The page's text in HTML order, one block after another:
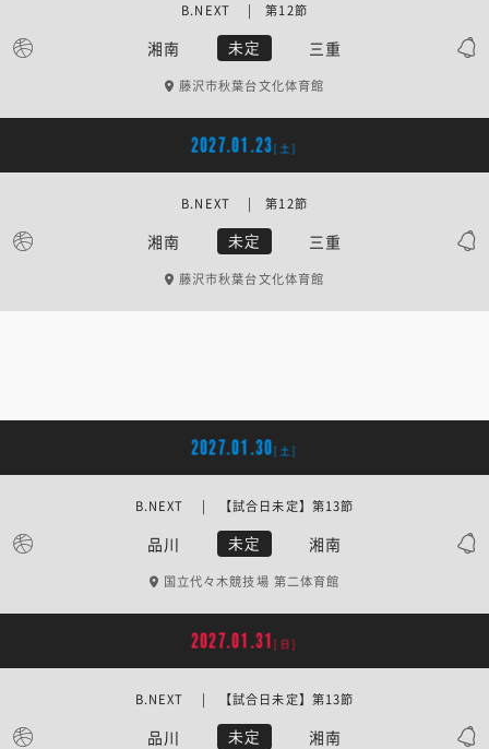
湘南 未定 三重
B.NEXT | 第12節
藤沢市秋葉台文化体育館
2027.01.23[土]
湘南 未定 三重
B.NEXT | 第12節
藤沢市秋葉台文化体育館
2027.01.30[土]
品川 未定 湘南
B.NEXT | 【試合日未定】第13節
国立代々木競技場 第二体育館
2027.01.31 [日]
品川 未定 湘南
B.NEXT | 【試合日未定】第13節